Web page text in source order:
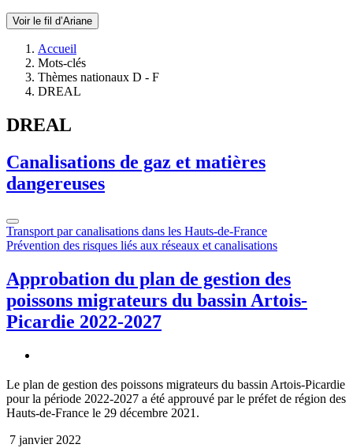
Voir le fil d’Ariane
Accueil
Mots-clés
Thèmes nationaux D - F
DREAL
DREAL
Canalisations de gaz et matières
dangereuses
Transport par canalisations dans les Hauts-de-France
Prévention des risques liés aux réseaux et canalisations
Approbation du plan de gestion des
poissons migrateurs du bassin Artois-
Picardie 2022-2027
Le plan de gestion des poissons migrateurs du bassin Artois-Picardie
pour la période 2022-2027 a été approuvé par le préfet de région des
Hauts-de-France le 29 décembre 2021.
7 janvier 2022